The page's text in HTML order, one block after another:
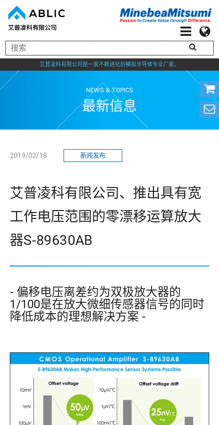
艾普凌科有限公司是一家不断进化的模拟半导体专业厂家。
NEWS & TOPICS
最新信息
2019/02/18 新闻发布
艾普凌科有限公司、推出具有宽
工作电压范围的零漂移运算放大
器S-89630AB
- 偏移电压离差约为双极放大器的
1/100是在放大微细传感器信号的同时
降低成本的理想解决方案 -